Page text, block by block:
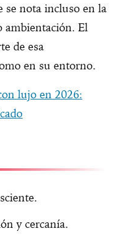
se nota incluso en la
ambientación. El
de esa
en su entorno.
lujo en 2026:
y cercanía.